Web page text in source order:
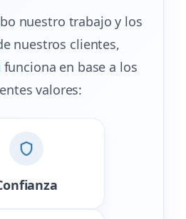
nuestro trabajo y los
nuestros clientes,
funciona en base a los
valores: